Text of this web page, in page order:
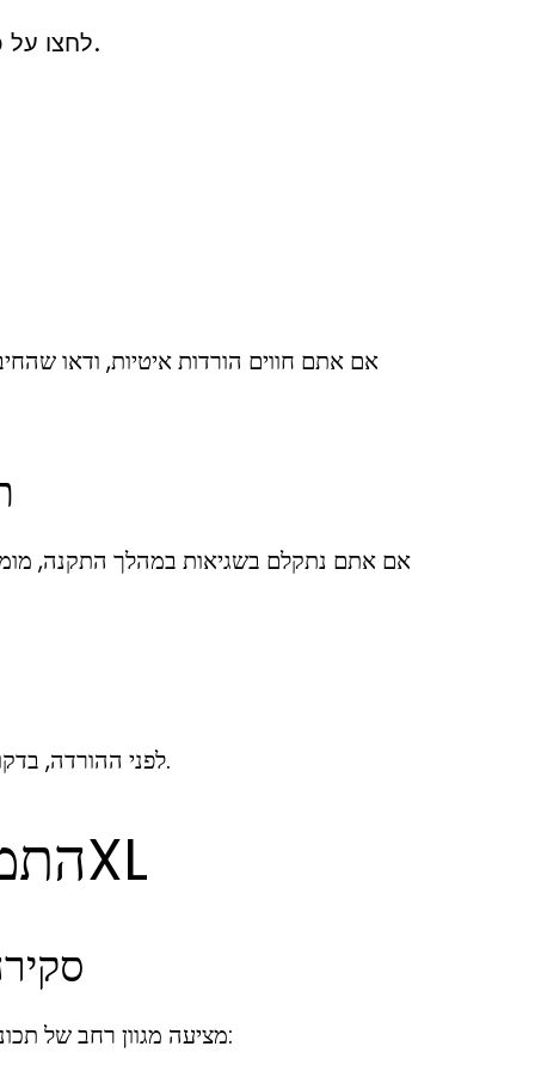
לחצו על כפתור ההורדה המתאים לגרסת מערכת ההפעלה שלכם.
אם אתם חווים הורדות איטיות, ודאו
אם אתם נתקלם בשגיאות במהלך התקנה,
לפני ההורדה, בדקו את דרישות המערכת כדי לוודא שהמכשיר שלכם תומך באפליקציה.
התמצאות באפליקציית הפוקר 7XL
אפליקציית 7XL מציעה מגוון רחב של תכונות שמהן שחקנים יכולים ליהנות. תכונות אלו כוללות: